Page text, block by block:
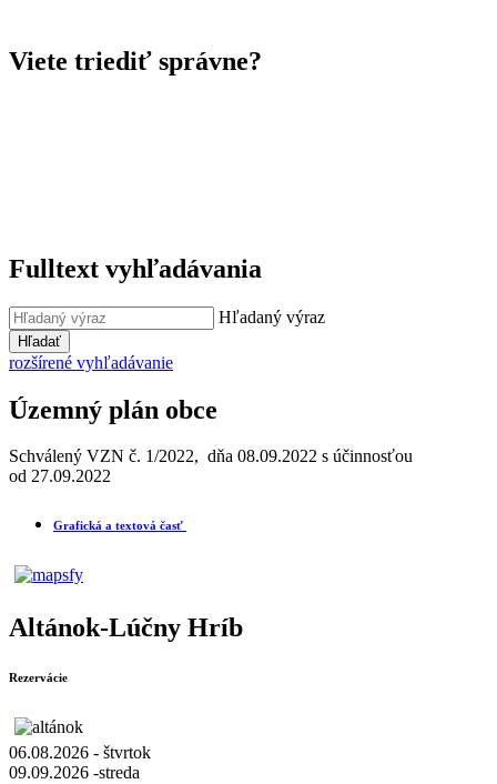
Viete triediť správne?
Fulltext vyhľadávania
Hľadaný výraz
Hľadať
rozšírené vyhľadávanie
Územný plán obce
Schválený VZN č. 1/2022, dňa 08.09.2022 s účinnosťou
od 27.09.2022
Grafická a textová časť
Altánok-Lúčny Hríb
Rezervácie
06.08.2026 - štvrtok
09.09.2026 -streda